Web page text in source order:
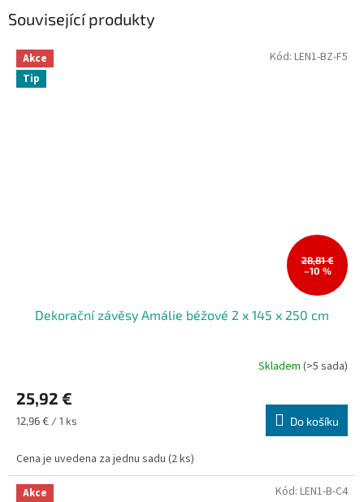
Související produkty
Akce
Tip
28,81 €
–10 %
Dekorační závěsy Amálie béžové 2 x 145 x 250 cm
Skladem (>5 sada)
25,92 €
Měrná
12,96 € / 1 ks Do košíku
Cena je uvedena za jednu sadu (2 ks)
Kód: LEN1-BZ-F5
Akce
Kód: LEN1-B-C4